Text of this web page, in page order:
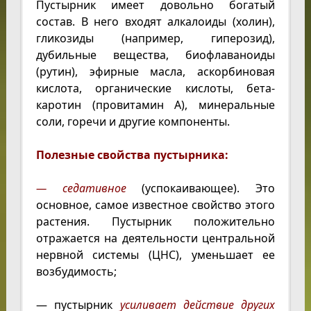
Пустырник имеет довольно богатый
состав. В него входят алкалоиды (холин),
гликозиды (например, гиперозид),
дубильные вещества, биофлаваноиды
(рутин), эфирные масла, аскорбиновая
кислота, органические кислоты, бета-
каротин (провитамин А), минеральные
соли, горечи и другие компоненты.
Полезные свойства пустырника:
— седативное
(успокаивающее). Это
основное, самое известное свойство этого
растения. Пустырник положительно
отражается на деятельности центральной
нервной системы (ЦНС), уменьшает ее
возбудимость;
— пустырник усиливает действие других